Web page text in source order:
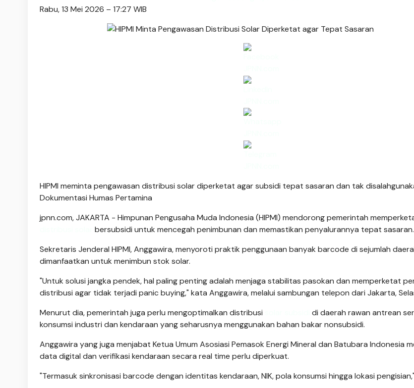
Rabu, 13 Mei 2026 – 17:27 WIB
HIPMI meminta pengawasan distribusi solar diperketat agar subsidi tepat sasaran dan tak
Dokumentasi Humas Pertamina
jpnn.com, JAKARTA - Himpunan Pengusaha Muda Indonesia (HIPMI) mendorong pemerintah
bersubsidi untuk mencegah penimbunan dan memastikan penyalurannya tepat sasaran.
Sekretaris Jenderal HIPMI, Anggawira, menyoroti praktik penggunaan banyak barcode di sejumlah
dimanfaatkan untuk menimbun stok solar.
"Untuk solusi jangka pendek, hal paling penting adalah menjaga stabilitas pasokan dan memperketat
distribusi agar tidak terjadi panic buying," kata Anggawira, melalui sambungan telepon dari Jakarta,
Menurut dia, pemerintah juga perlu mengoptimalkan distribusi
di daerah rawan antrean
konsumsi industri dan kendaraan yang seharusnya menggunakan bahan bakar nonsubsidi.
Anggawira yang juga menjabat Ketua Umum Asosiasi Pemasok Energi Mineral dan Batubara Indonesia
data digital dan verifikasi kendaraan secara real time perlu diperkuat.
"Termasuk sinkronisasi barcode dengan identitas kendaraan, NIK, pola konsumsi hingga lokasi